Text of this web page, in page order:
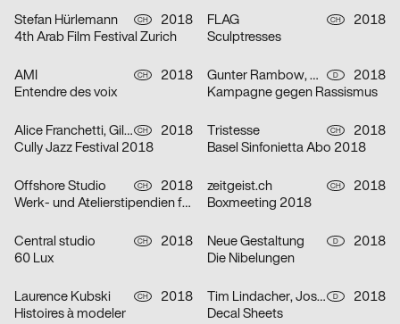
Stefan Hürlemann CH
2018
4th Arab Film Festival Zurich
FLAG CH
2018
Sculptresses
AMI CH
2018
Entendre des voix
Gunter Rambow, Angelika Eschbach-Rambow D
2018
Kampagne gegen Rassismus
Alice Franchetti, Giliane Cachin CH
2018
Cully Jazz Festival 2018
Tristesse CH
2018
Basel Sinfonietta Abo 2018
Offshore Studio CH
2018
Werk- und Atelierstipendien für Kunst
zeitgeist.ch CH
2018
Boxmeeting 2018
Central studio CH
2018
60 Lux
Neue Gestaltung D
2018
Die Nibelungen
Laurence Kubski CH
2018
Histoires à modeler
Tim Lindacher, Josephine Doser D
2018
Decal Sheets